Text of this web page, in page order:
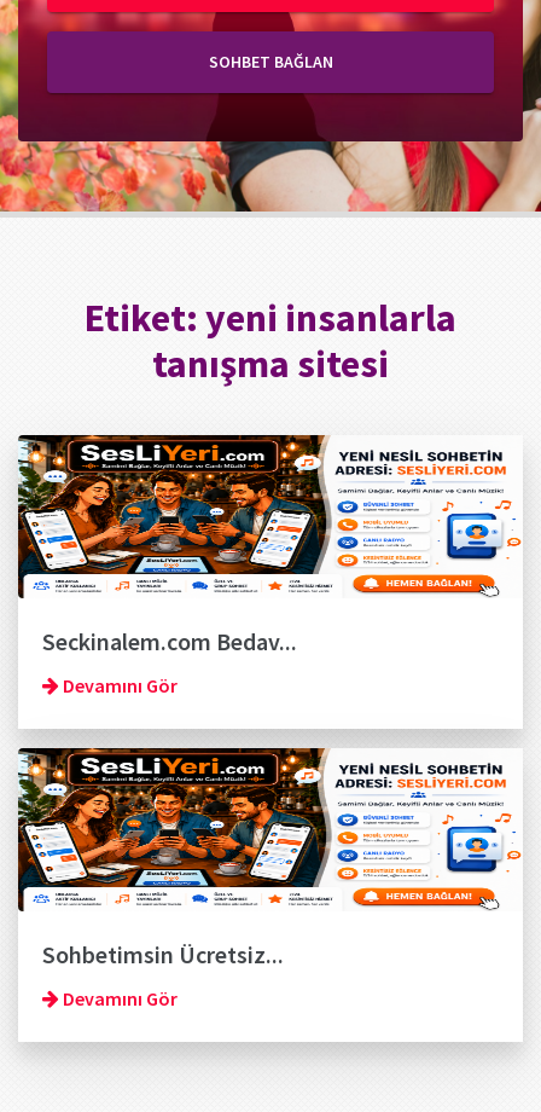
SOHBET BAĞLAN
Etiket: yeni insanlarla
tanışma sitesi
Seckinalem.com Bedav...
Devamını Gör
Sohbetimsin Ücretsiz...
Devamını Gör